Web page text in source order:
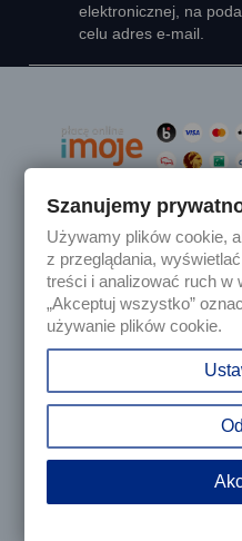
elektronicznej, na
celu adres e-mail.
Produkty
Nasza firma
© 2025 - Sklep
Szanujemy
Używamy plików cookie,
z przeglądania,
treści i analizować ruch w
„Akceptuj wszystko”
używanie plików cookie.